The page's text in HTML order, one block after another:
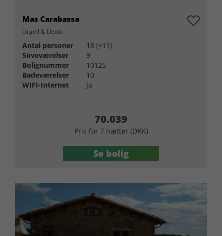
Mas Carabassa
Urgell & Lleida
Antal personer
18 (+11)
Soveværelser
9
Bolignummer
10125
Badeværelser
10
WIFI-Internet
Ja
70.039
Pris for 7 nætter (DKK)
Se bolig